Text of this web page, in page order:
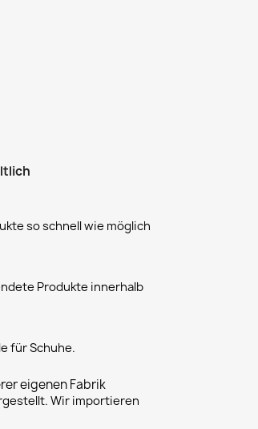
so schnell wie möglich
Produkte innerhalb
für Schuhe.
eigenen Fabrik
Wir importieren